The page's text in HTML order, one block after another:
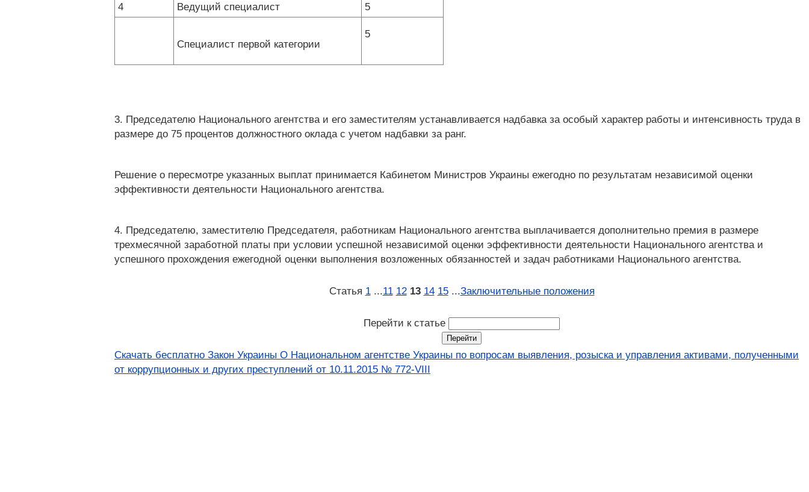
4 Ведущий специалист 5
Специалист первой категории
5
3. Председателю Национального агентства и его заместителям устанавливается надбавка за особый характер работы и интенсивность труда в
размере до 75 процентов должностного оклада с учетом надбавки за ранг.
Решение о пересмотре указанных выплат принимается Кабинетом Министров Украины ежегодно по результатам независимой оценки
эффективности деятельности Национального агентства.
4. Председателю, заместителю Председателя, работникам Национального агентства выплачивается дополнительно премия в размере
трехмесячной заработной платы при условии успешной независимой оценки эффективности деятельности Национального агентства и
успешного прохождения ежегодной оценки выполнения возложенных обязанностей и задач работниками Национального агентства.
Статья 1 ...11 12 13 14 15 ...Заключительные положения
Перейти к статье
Скачать бесплатно Закон Украины О Национальном агентстве Украины по вопросам выявления, розыска и управления активами, полученными
от коррупционных и других преступлений от 10.11.2015 № 772-VIII